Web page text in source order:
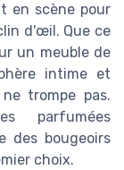
en scène pour
d'œil. Que ce
un meuble de
intime et
trompe pas.
parfumées
des bougeoirs
choix.